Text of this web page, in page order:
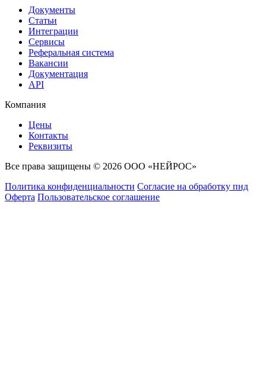
Документы
Статьи
Интеграции
Сервисы
Реферальная система
Вакансии
Документация
API
Компания
Цены
Контакты
Реквизиты
Все права защищены © 2026 ООО «НЕЙРОС»
Политика конфиденциальности Согласие на обработку пнд
Оферта Пользовательское соглашение